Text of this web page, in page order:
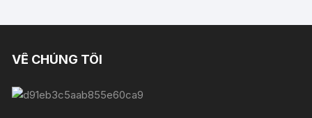
VỀ CHÚNG TÔI